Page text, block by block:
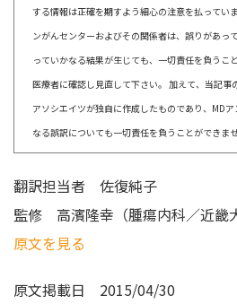
する情報は正確を期すよう細心の注意を払ってい
ンがんセンターおよびその関係者は、誤りがあっ
っていかなる結果が生じても、一切責任を負うこ
医療者に確認し見直して下さい。 加えて、当記事
アソシエイツが独自に作成したものであり、MD
なる誤訳についても一切責任を負うことができませ
翻訳担当者 佐復純子
監修 高濱隆幸（腫瘍内科／近畿
原文を見る
原文掲載日 2015/04/30